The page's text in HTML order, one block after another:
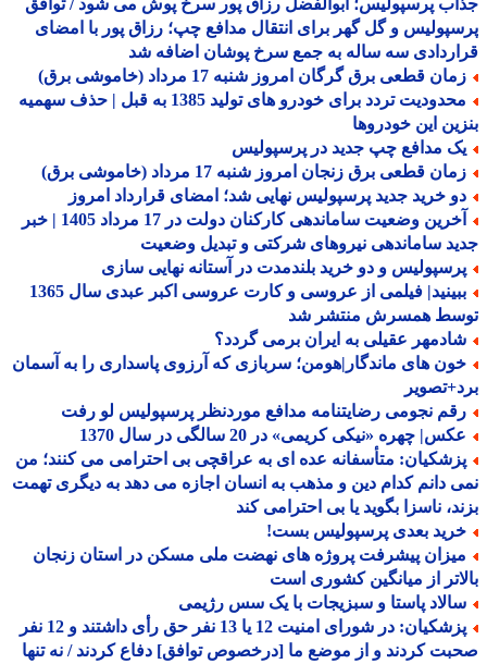
پرسپولیس؛ ابوالفضل رزاق پور سرخ پوش می شود / توافق
و گل گهر برای انتقال مدافع چپ؛ رزاق پور با امضای
سه ساله به جمع سرخ پوشان اضافه شد
قطعی برق گرگان امروز شنبه 17 مرداد (خاموشی برق)
محدودیت تردد برای خودرو های تولید 1385 به قبل | حذف سهمیه
این خودروها
مدافع چپ جدید در پرسپولیس
قطعی برق زنجان امروز شنبه 17 مرداد (خاموشی برق)
خرید جدید پرسپولیس نهایی شد؛ امضای قرارداد امروز
آخرین وضعیت ساماندهی کارکنان دولت در 17 مرداد 1405 | خبر
ساماندهی نیروهای شرکتی و تبدیل وضعیت
و دو خرید بلندمدت در آستانه نهایی سازی
ببینید| فیلمی از عروسی و کارت عروسی اکبر عبدی سال 1365
همسرش منتشر شد
عقیلی به ایران برمی گردد؟
های ماندگار|هومن؛ سربازی که آرزوی پاسداری را به آسمان
نجومی رضایتنامه مدافع موردنظر پرسپولیس لو رفت
چهره «نیکی کریمی» در 20 سالگی در سال 1370
متأسفانه عده ای به عراقچی بی احترامی می کنند؛ من
دانم کدام دین و مذهب به انسان اجازه می دهد به دیگری تهمت
ناسزا بگوید یا بی احترامی کند
بعدی پرسپولیس بست!
پیشرفت پروژه های نهضت ملی مسکن در استان زنجان
از میانگین کشوری است
پاستا و سبزیجات با یک سس رژیمی
پزشکیان: در شورای امنیت 12 یا 13 نفر حق رأی داشتند و 12 نفر
کردند و از موضع ما [درخصوص توافق] دفاع کردند / نه تنها